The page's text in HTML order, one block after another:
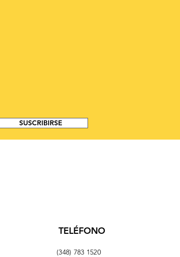
SUSCRIBIRSE
TELÉFONO
(348) 783 1520